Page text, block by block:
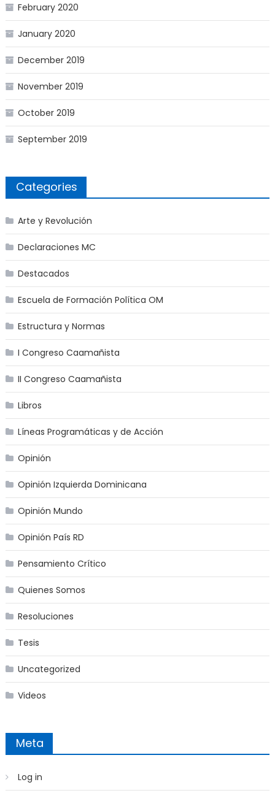
February 2020
January 2020
December 2019
November 2019
October 2019
September 2019
Categories
Arte y Revolución
Declaraciones MC
Destacados
Escuela de Formación Política OM
Estructura y Normas
I Congreso Caamañista
II Congreso Caamañista
Libros
Líneas Programáticas y de Acción
Opinión
Opinión Izquierda Dominicana
Opinión Mundo
Opinión País RD
Pensamiento Crítico
Quienes Somos
Resoluciones
Tesis
Uncategorized
Videos
Meta
Log in